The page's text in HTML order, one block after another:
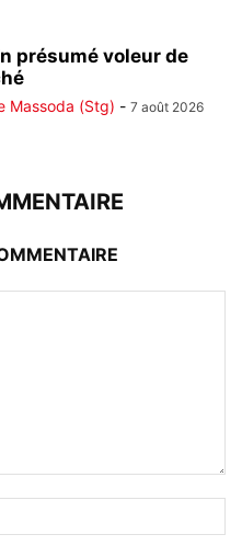
présumé voleur de
Massoda (Stg) - 7 août 2026